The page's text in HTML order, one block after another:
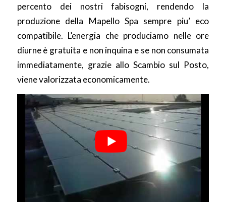
percento dei nostri fabisogni, rendendo la
produzione della Mapello Spa sempre piu’ eco
compatibile. L’energia che produciamo nelle ore
diurne è gratuita e non inquina e se non consumata
immediatamente, grazie allo Scambio sul Posto,
viene valorizzata economicamente.